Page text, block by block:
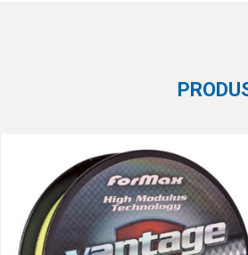
spam - calculeaza 4 + 1 :